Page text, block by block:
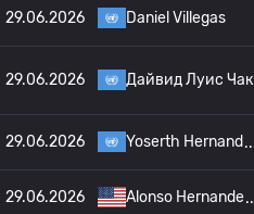
29.06.2026 Daniel Villegas
29.06.2026 Дайвид Луис Чак
29.06.2026 Yoserth Hernand
29.06.2026 Alonso Hernande